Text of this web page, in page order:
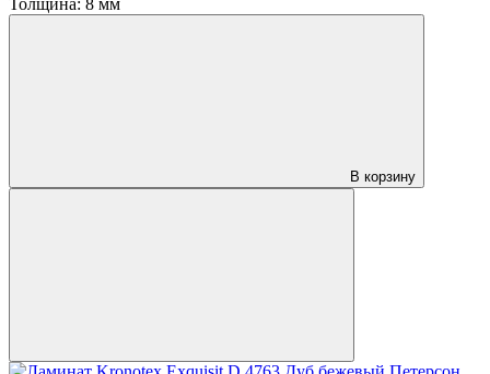
Толщина: 8 мм
В корзину